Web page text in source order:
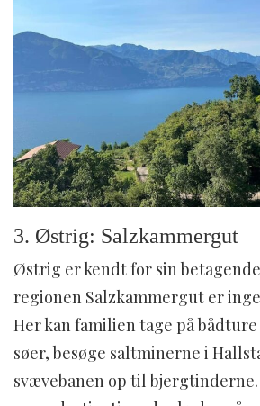
3. Østrig: Salzkammergut
Østrig er kendt for sin
regionen Salzkammergut er
Her kan familien tage på bådture
søer, besøge saltminerne i
svævebanen op til